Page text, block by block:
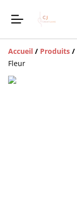
Accueil / Produits /
Fleur